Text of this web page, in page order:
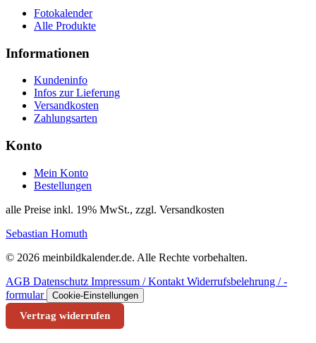
Fotokalender
Alle Produkte
Informationen
Kundeninfo
Infos zur Lieferung
Versandkosten
Zahlungsarten
Konto
Mein Konto
Bestellungen
alle Preise inkl. 19% MwSt., zzgl. Versandkosten
Sebastian Homuth
© 2026 meinbildkalender.de. Alle Rechte vorbehalten.
AGB Datenschutz Impressum / Kontakt Widerrufsbelehrung / -
formular
Cookie-Einstellungen
Vertrag widerrufen